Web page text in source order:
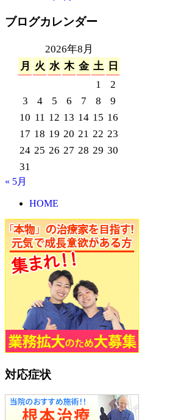
ブログカレンダー
2026年8月
月
火 水 木 金 土 日
1
2
3
4 5 6 7 8
9
10 11 12 13 14 15 16
17 18 19 20 21 22 23
24 25 26 27 28 29 30
31
« 5月
HOME
対応症状